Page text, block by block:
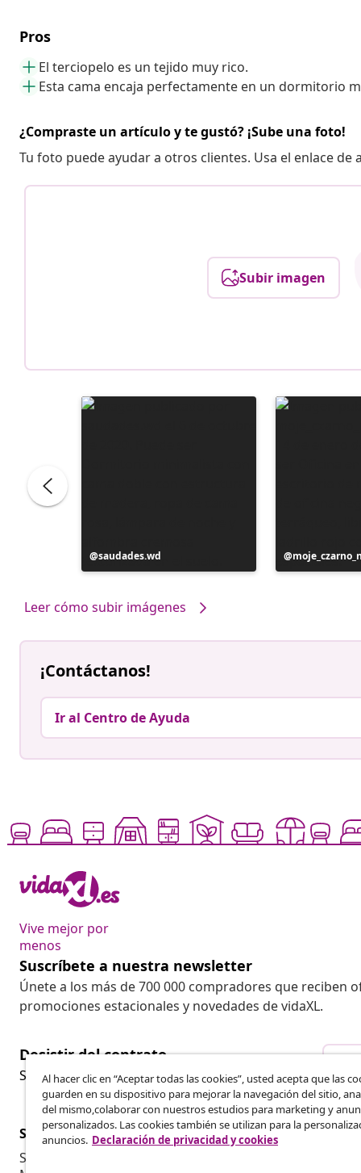
Pros
El terciopelo es un tejido muy rico.
Esta cama encaja perfectamente en un dormitorio
¿Compraste un artículo y te gustó? ¡Sube una foto!
Tu foto puede ayudar a otros clientes. Usa el enlace de
Subir imagen
Publicación
realizada
saudades.wd
Publicación
realizada
Leer cómo subir imágenes
¡Contáctanos!
Ir al Centro de Ayuda
Vive mejor por
menos
Suscríbete a nuestra newsletter
Únete a los más de 700 000 compradores que reciben
promociones estacionales y novedades de vidaXL.
Desistir del contrato
Solicita la cancelación de tu pedido.
Servicio al Cliente
Seguimiento del pedido
Empresas
Al hacer clic en “Aceptar todas las cookies”, usted acepta que las
guarden en su dispositivo para mejorar la navegación del sitio,
del mismo,colaborar con nuestros estudios para marketing y
personalizados. Las cookies también se utilizan para la
anuncios. Declaración de privacidad y cookies